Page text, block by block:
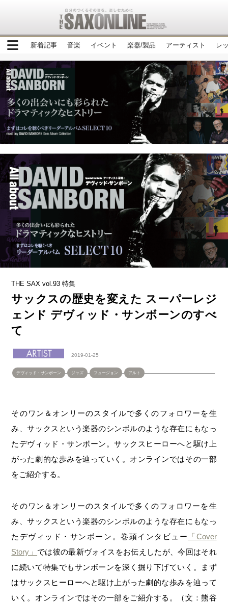
新着記事 音楽 イベント 楽器/製品 アーティスト レ
THE SAX vol.93 特集
サックスの歴史を変えた スーパーレジ
ェンド デヴィッド・サンボーンのすべ
て
2019-01-25
デヴィッド・サンボーン ジャズ フュージョン アルト
そのワン＆オンリーのスタイルで多くのフォロワーを生
み、サックスという楽器のシンボルのような存在にもなっ
たデヴィッド・サンボーン。サックスヒーローへと駆け上
がった劇的な歩みを辿っていく。オンラインではその一部
をご紹介する。
そのワン＆オンリーのスタイルで多くのフォロワーを生
み、サックスという楽器のシンボルのような存在にもなっ
たデヴィッド・サンボーン。巻頭インタビュー
「Cover
Story」 では彼の最新ヴォイスをお伝えしたが、今回はそれ
に続いて特集でもサンボーンを深く掘り下げていく。まず
はサックスヒーローへと駆け上がった劇的な歩みを辿って
いく。オンラインではその一部をご紹介する。（文：熊谷